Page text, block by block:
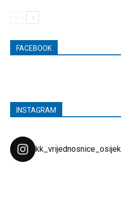
FACEBOOK
INSTAGRAM
kk_vrijednosnice_osijek